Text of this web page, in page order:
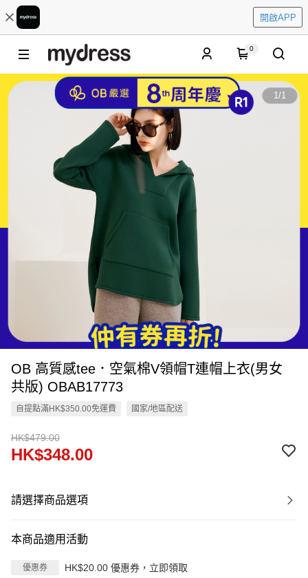
開啟APP
0
1/1
OB 高質感tee．空氣棉V領帽T連帽上衣(男女
共版) OBAB17773
自提點滿HK$350.00免運費 國家/地區配送
HK$479.00
HK$348.00
請選擇商品選項
本商品適用活動
優惠券 HK$20.00 優惠券，立即領取